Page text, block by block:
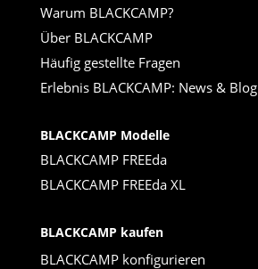
Warum BLACKCAMP?
Über BLACKCAMP
Häufig gestellte Fragen
Erlebnis BLACKCAMP: News & Blog
BLACKCAMP Modelle
BLACKCAMP FREEda
BLACKCAMP FREEda XL
BLACKCAMP kaufen
BLACKCAMP konfigurieren